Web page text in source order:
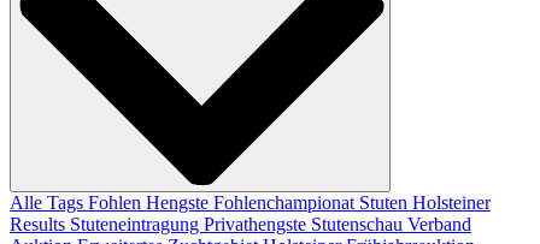
Alle Tags Fohlen Hengste Fohlenchampionat Stuten Holsteiner
Results Stuteneintragung Privathengste Stutenschau Verband